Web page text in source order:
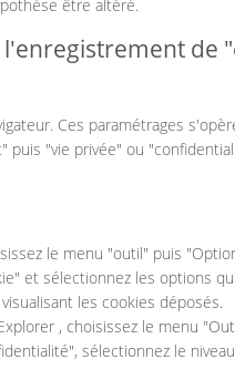
être altéré.
de
Ces paramétrages
"vie privée" ou
le menu "outil" puis
et sélectionnez les options
les cookies déposés.
, choisissez le menu
sélectionnez le